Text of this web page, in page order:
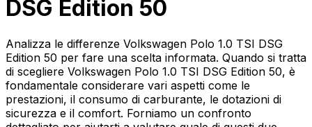
DSG Edition 50
Analizza le differenze Volkswagen Polo 1.0 TSI DSG
Edition 50 per fare una scelta informata. Quando si tratta
di scegliere Volkswagen Polo 1.0 TSI DSG Edition 50, è
fondamentale considerare vari aspetti come le
prestazioni, il consumo di carburante, le dotazioni di
sicurezza e il comfort. Forniamo un confronto